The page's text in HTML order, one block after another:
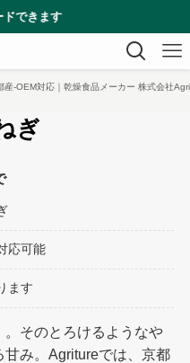
産-OEM対応｜乾燥食品メーカー 株式会社
ぎ
応可能
ます
そのとろけるようなや
み。Agritureでは、京都